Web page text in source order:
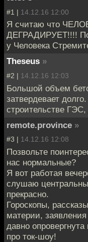
#1 | 14.12.16 12:00
Я считаю что
ДЕГРАДИРУЕТ!!!! По
у Человека
Theseus »
#2 | 14.12.16 12:03
Большой объем
затвердевает
строительстве
remote.province »
#3 | 14.12.16 12:08
Позвольте
нас нормальные?
Я вот работая
слушаю
прекрасно.
Гороскопы,
материи,
давно
про ток-шоу!